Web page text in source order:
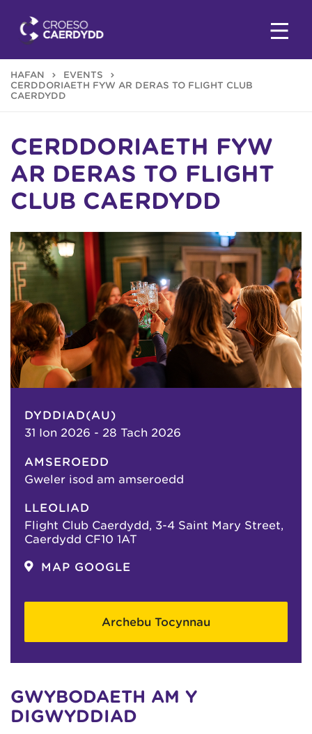
HAFAN
EVENTS
CERDDORIAETH FYW AR DERAS TO FLIGHT CLUB
CAERDYDD
CERDDORIAETH FYW
AR DERAS TO FLIGHT
CLUB CAERDYDD
DYDDIAD(AU)
31 Ion 2026 - 28 Tach 2026
AMSEROEDD
Gweler isod am amseroedd
LLEOLIAD
Flight Club Caerdydd, 3-4 Saint Mary Street,
Caerdydd CF10 1AT
MAP GOOGLE
Archebu Tocynnau
GWYBODAETH AM Y
DIGWYDDIAD